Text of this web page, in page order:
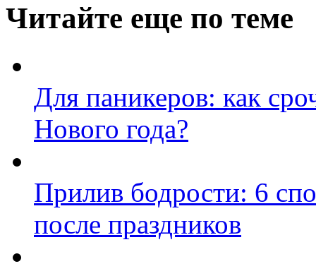
Читайте еще по теме
Для паникеров: как
Нового года?
Прилив бодрости: 6
после праздников